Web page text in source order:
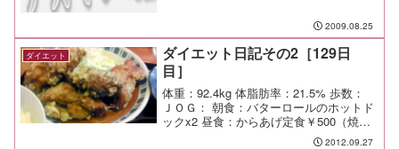
歩数：５６３１歩ＪＯＧ：なし 2009.08.25
ダイエット
ダイエット日記その2［129日
目］
体重：92.4kg 体脂肪率：21.5% 歩数：
ＪＯＧ： 朝食：バターロールのホットド
ックx2 昼食：からあげ定食￥500（焼き
鳥の拓＠天王町） 夕食： 間食： メモ：
2012.09.27